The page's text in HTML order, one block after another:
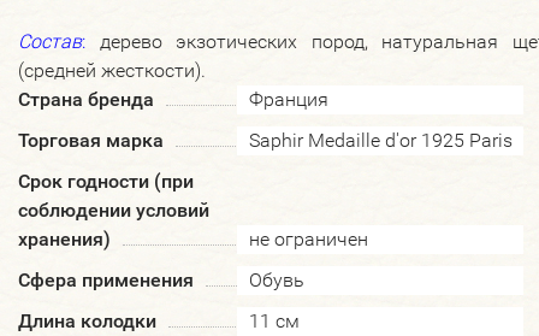
Состав: дерево экзотических пород, натуральная
(средней жесткости).
Страна бренда
Франция
Торговая марка
Saphir Medaille d'or 1925 Paris
Срок годности (при
соблюдении условий
хранения)
не ограничен
Сфера применения
Обувь
Длина колодки
11 см